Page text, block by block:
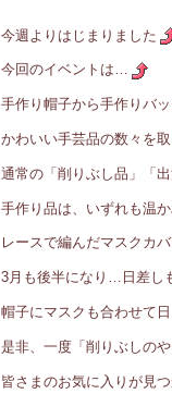
今週よりはじまりました
今回のイベントは…
手作り帽子から手作りバ
かわいい手芸品の数々を
通常の「削りぶし品」「
手作り品は、いずれも温
レースで編んだマスクカ
3月も後半になり…日差し
帽子にマスクも合わせて
是非、一度「削りぶしの
皆さまのお気に入りが見